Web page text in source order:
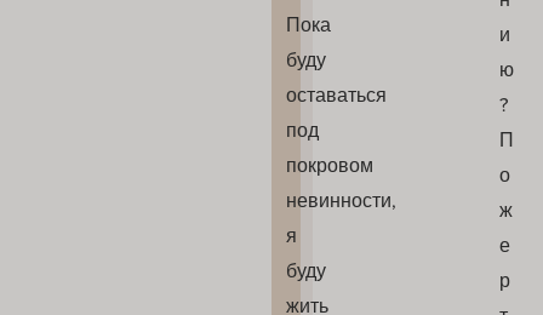
Пока
буду
оставаться
под
покровом
невинности,
я
буду
жить
и
ю
?
П
о
ж
е
р